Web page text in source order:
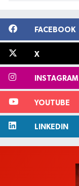
FACEBOOK
X
INSTAGRAM
YOUTUBE
LINKEDIN